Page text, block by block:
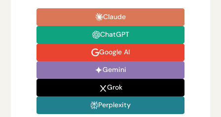
Claude
ChatGPT
Google AI
Gemini
Grok
Perplexity